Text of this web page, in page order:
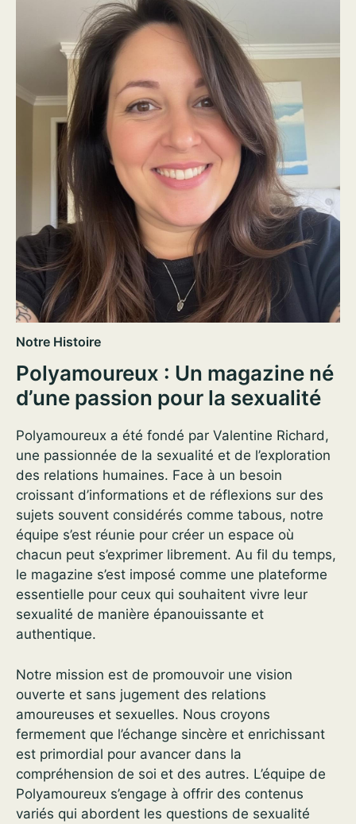
Notre Histoire
Polyamoureux : Un magazine né
d’une passion pour la sexualité
Polyamoureux a été fondé par Valentine Richard,
une passionnée de la sexualité et de l’exploration
des relations humaines. Face à un besoin
croissant d’informations et de réflexions sur des
sujets souvent considérés comme tabous, notre
équipe s’est réunie pour créer un espace où
chacun peut s’exprimer librement. Au fil du temps,
le magazine s’est imposé comme une plateforme
essentielle pour ceux qui souhaitent vivre leur
sexualité de manière épanouissante et
authentique.
Notre mission est de promouvoir une vision
ouverte et sans jugement des relations
amoureuses et sexuelles. Nous croyons
fermement que l’échange sincère et enrichissant
est primordial pour avancer dans la
compréhension de soi et des autres. L’équipe de
Polyamoureux s’engage à offrir des contenus
variés qui abordent les questions de sexualité